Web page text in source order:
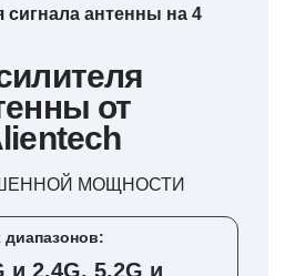
сигнала антенны на 4
от
МОЩНОСТИ
диапазонов:
и 2.4G, 5.2G и